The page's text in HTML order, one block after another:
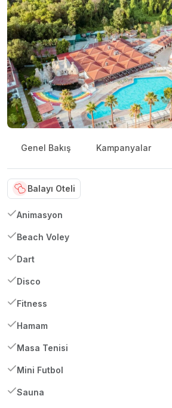
Genel Bakış Kampanyalar
Balayı Oteli
Animasyon
Beach Voley
Dart
Disco
Fitness
Hamam
Masa Tenisi
Mini Futbol
Sauna